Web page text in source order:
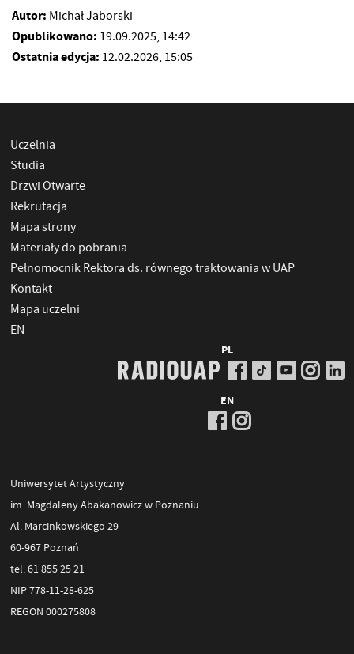
Autor: Michał Jaborski
Opublikowano: 19.09.2025, 14:42
Ostatnia edycja: 12.02.2026, 15:05
Uczelnia
Studia
Drzwi Otwarte
Rekrutacja
Mapa strony
Materiały do pobrania
Pełnomocnik Rektora ds. równego traktowania w UAP
Kontakt
Mapa uczelni
EN
PL
EN
Uniwersytet Artystyczny
im. Magdaleny Abakanowicz w Poznaniu
Al. Marcinkowskiego 29
60-967 Poznań
tel. 61 855 25 21
NIP 778-11-28-625
REGON 000275808